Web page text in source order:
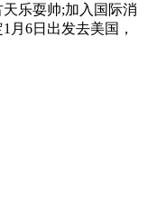
乐耍帅;加入国际消
月6日出发去美国，